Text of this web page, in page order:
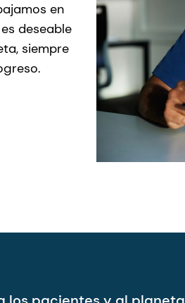
en
deseable
siempre